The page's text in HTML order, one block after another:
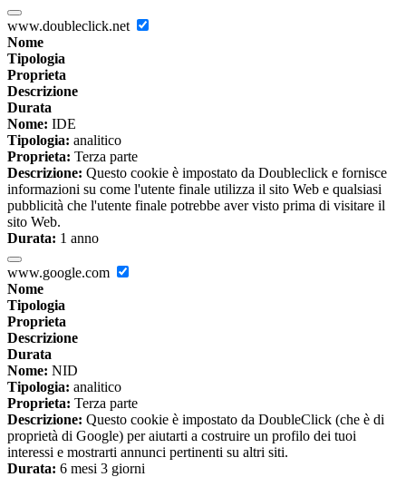
www.doubleclick.net
Nome
Tipologia
Proprieta
Descrizione
Durata
Nome: IDE
Tipologia: analitico
Proprieta: Terza parte
Descrizione: Questo cookie è impostato da Doubleclick e fornisce
informazioni su come l'utente finale utilizza il sito Web e qualsiasi
pubblicità che l'utente finale potrebbe aver visto prima di visitare il
sito Web.
Durata: 1 anno
www.google.com
Nome
Tipologia
Proprieta
Descrizione
Durata
Nome: NID
Tipologia: analitico
Proprieta: Terza parte
Descrizione: Questo cookie è impostato da DoubleClick (che è di
proprietà di Google) per aiutarti a costruire un profilo dei tuoi
interessi e mostrarti annunci pertinenti su altri siti.
Durata: 6 mesi 3 giorni